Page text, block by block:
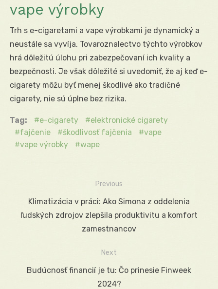
vape výrobky
Trh s e-cigaretami a vape výrobkami je dynamický a
neustále sa vyvíja. Tovaroznalectvo týchto výrobkov
hrá dôležitú úlohu pri zabezpečovaní ich kvality a
bezpečnosti. Je však dôležité si uvedomiť, že aj keď e-
cigarety môžu byť menej škodlivé ako tradičné
cigarety, nie sú úplne bez rizika.
Tag: e-cigarety
elektronické cigarety
fajčenie
škodlivosť fajčenia
vape
vape výrobky
wape
Navigácia
Previous
Previous
post:
Klimatizácia v práci: Ako Simona z oddelenia
ľudských zdrojov zlepšila produktivitu a komfort
zamestnancov
Next
NextBudúcnosť financií je tu: Čo prinesie Finweek
2024?